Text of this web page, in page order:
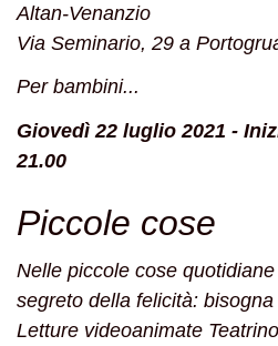
Altan-Venanzio
Via Seminario, 29 a
Per bambini...
Giovedì 22 luglio 2021 -
21.00
Piccole cose
Nelle piccole cose
segreto della felicità:
Letture videoanimate